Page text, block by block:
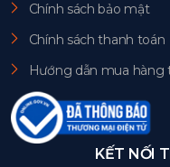
Chính sách bảo mật
Chính sách thanh toán
Hướng dẫn mua hàng
KẾT NỐI